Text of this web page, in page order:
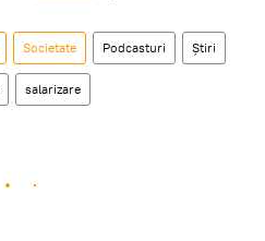
Societate Podcasturi Știri
salarizare